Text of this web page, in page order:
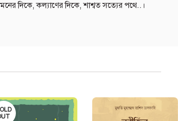
দিকে, কল্যাণের দিকে, শাশ্বত সত্যের পথে..।